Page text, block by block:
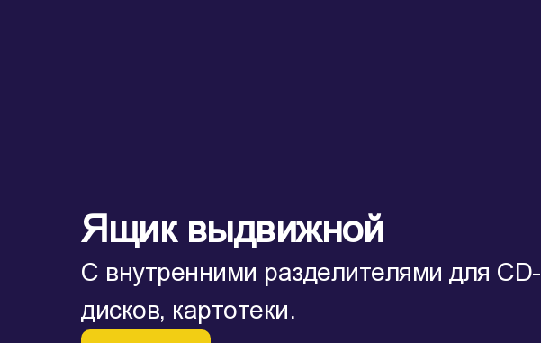
Ящик выдвижной
С внутренними разделителями для CD-
дисков, картотеки.